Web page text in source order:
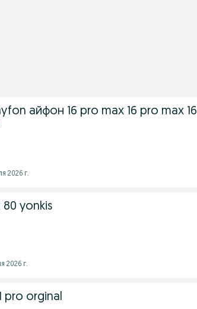
айфон 16 pro max 16 pro max 16
2026 г.
80 yonkis
2026 г.
pro orginal